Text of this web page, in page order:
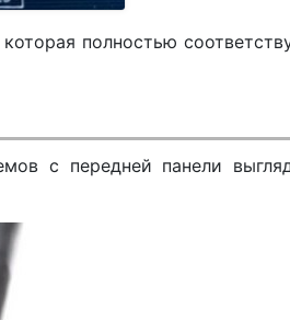
полностью
с передней панели